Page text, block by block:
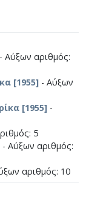
- Αύξων αριθμός:
[1955] - Αύξων
[1955] -
5
- Αύξων αριθμός:
αριθμός: 10